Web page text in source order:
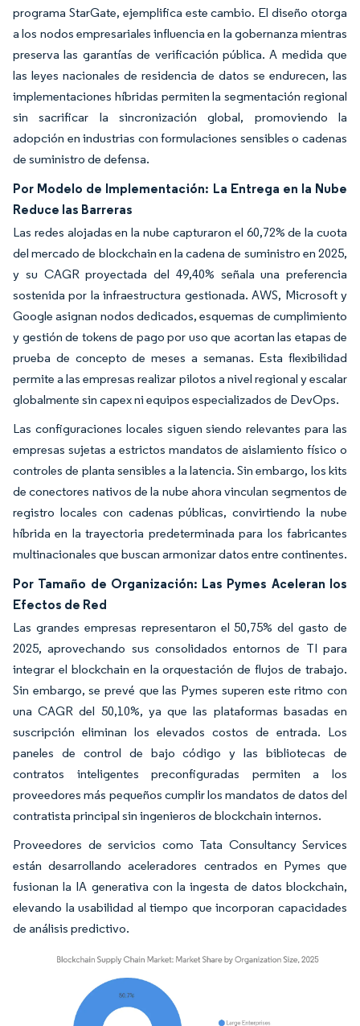
programa StarGate, ejemplifica este cambio. El diseño otorga
a los nodos empresariales influencia en la gobernanza mientras
preserva las garantías de verificación pública. A medida que
las leyes nacionales de residencia de datos se endurecen, las
implementaciones híbridas permiten la segmentación regional
sin sacrificar la sincronización global, promoviendo la
adopción en industrias con formulaciones sensibles o cadenas
de suministro de defensa.
Por Modelo de Implementación: La Entrega en la Nube
Reduce las Barreras
Las redes alojadas en la nube capturaron el 60,72% de la cuota
del mercado de blockchain en la cadena de suministro en 2025,
y su CAGR proyectada del 49,40% señala una preferencia
sostenida por la infraestructura gestionada. AWS, Microsoft y
Google asignan nodos dedicados, esquemas de cumplimiento
y gestión de tokens de pago por uso que acortan las etapas de
prueba de concepto de meses a semanas. Esta flexibilidad
permite a las empresas realizar pilotos a nivel regional y escalar
globalmente sin capex ni equipos especializados de DevOps.
Las configuraciones locales siguen siendo relevantes para las
empresas sujetas a estrictos mandatos de aislamiento físico o
controles de planta sensibles a la latencia. Sin embargo, los kits
de conectores nativos de la nube ahora vinculan segmentos de
registro locales con cadenas públicas, convirtiendo la nube
híbrida en la trayectoria predeterminada para los fabricantes
multinacionales que buscan armonizar datos entre continentes.
Por Tamaño de Organización: Las Pymes Aceleran los
Efectos de Red
Las grandes empresas representaron el 50,75% del gasto de
2025, aprovechando sus consolidados entornos de TI para
integrar el blockchain en la orquestación de flujos de trabajo.
Sin embargo, se prevé que las Pymes superen este ritmo con
una CAGR del 50,10%, ya que las plataformas basadas en
suscripción eliminan los elevados costos de entrada. Los
paneles de control de bajo código y las bibliotecas de
contratos inteligentes preconfiguradas permiten a los
proveedores más pequeños cumplir los mandatos de datos del
contratista principal sin ingenieros de blockchain internos.
Proveedores de servicios como Tata Consultancy Services
están desarrollando aceleradores centrados en Pymes que
fusionan la IA generativa con la ingesta de datos blockchain,
elevando la usabilidad al tiempo que incorporan capacidades
de análisis predictivo.